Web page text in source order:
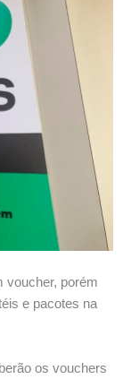
voucher, porém
e pacotes na
os vouchers